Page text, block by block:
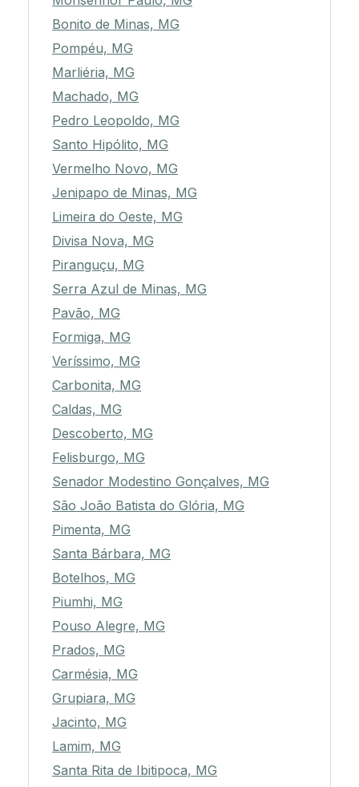
Bonito de Minas, MG
Pompéu, MG
Marliéria, MG
Machado, MG
Pedro Leopoldo, MG
Santo Hipólito, MG
Vermelho Novo, MG
Jenipapo de Minas, MG
Limeira do Oeste, MG
Divisa Nova, MG
Piranguçu, MG
Serra Azul de Minas, MG
Pavão, MG
Formiga, MG
Veríssimo, MG
Carbonita, MG
Caldas, MG
Descoberto, MG
Felisburgo, MG
Senador Modestino Gonçalves, MG
São João Batista do Glória, MG
Pimenta, MG
Santa Bárbara, MG
Botelhos, MG
Piumhi, MG
Pouso Alegre, MG
Prados, MG
Carmésia, MG
Grupiara, MG
Jacinto, MG
Lamim, MG
Santa Rita de Ibitipoca, MG